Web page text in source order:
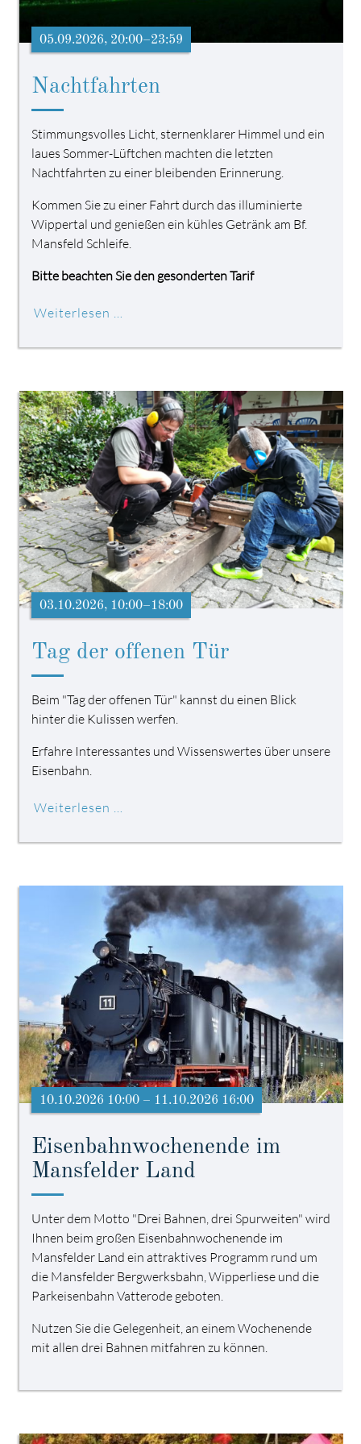
Nachtfahrten
05.09.2026, 20:00–23:59
Stimmungsvolles Licht, sternenklarer Himmel und ein
laues Sommer-Lüftchen machten die letzten
Nachtfahrten zu einer bleibenden Erinnerung.
Kommen Sie zu einer Fahrt durch das illuminierte
Wippertal und genießen ein kühles Getränk am Bf.
Mansfeld Schleife.
Bitte beachten Sie den gesonderten Tarif
Weiterlesen …
Tag der offenen Tür
03.10.2026, 10:00–18:00
Beim "Tag der offenen Tür" kannst du einen Blick
hinter die Kulissen werfen.
Erfahre Interessantes und Wissenswertes über unsere
Eisenbahn.
Weiterlesen …
Eisenbahnwochenende im
Mansfelder Land
10.10.2026 10:00 – 11.10.2026 16:00
Unter dem Motto "Drei Bahnen, drei Spurweiten" wird
Ihnen beim großen Eisenbahnwochenende im
Mansfelder Land ein attraktives Programm rund um
die Mansfelder Bergwerksbahn, Wipperliese und die
Parkeisenbahn Vatterode geboten.
Nutzen Sie die Gelegenheit, an einem Wochenende
mit allen drei Bahnen mitfahren zu können.